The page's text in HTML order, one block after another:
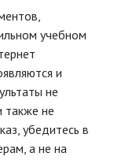
учебном
и
не
не
убедитесь в
а не на